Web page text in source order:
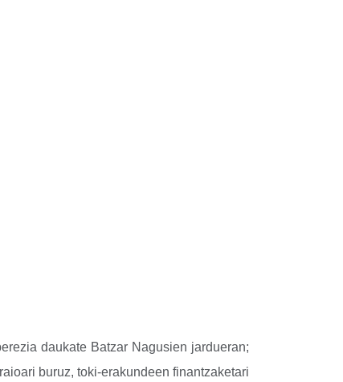
daukate Batzar Nagusien jardueran;
buruz, toki-erakundeen finantzaketari